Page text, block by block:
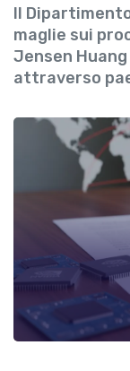
Il
maglie sui
Jensen
attraverso